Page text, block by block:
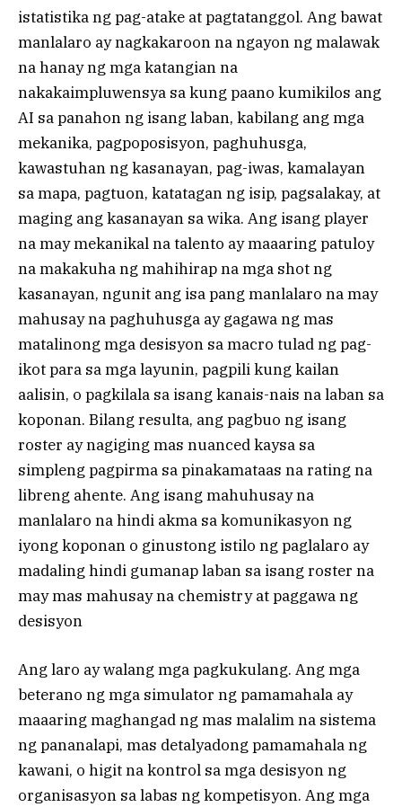
istatistika ng pag-atake at pagtatanggol. Ang bawat
manlalaro ay nagkakaroon na ngayon ng malawak
na hanay ng mga katangian na
nakakaimpluwensya sa kung paano kumikilos ang
AI sa panahon ng isang laban, kabilang ang mga
mekanika, pagpoposisyon, paghuhusga,
kawastuhan ng kasanayan, pag-iwas, kamalayan
sa mapa, pagtuon, katatagan ng isip, pagsalakay, at
maging ang kasanayan sa wika. Ang isang player
na may mekanikal na talento ay maaaring patuloy
na makakuha ng mahihirap na mga shot ng
kasanayan, ngunit ang isa pang manlalaro na may
mahusay na paghuhusga ay gagawa ng mas
matalinong mga desisyon sa macro tulad ng pag-
ikot para sa mga layunin, pagpili kung kailan
aalisin, o pagkilala sa isang kanais-nais na laban sa
koponan. Bilang resulta, ang pagbuo ng isang
roster ay nagiging mas nuanced kaysa sa
simpleng pagpirma sa pinakamataas na rating na
libreng ahente. Ang isang mahuhusay na
manlalaro na hindi akma sa komunikasyon ng
iyong koponan o ginustong istilo ng paglalaro ay
madaling hindi gumanap laban sa isang roster na
may mas mahusay na chemistry at paggawa ng
desisyon
Ang laro ay walang mga pagkukulang. Ang mga
beterano ng mga simulator ng pamamahala ay
maaaring maghangad ng mas malalim na sistema
ng pananalapi, mas detalyadong pamamahala ng
kawani, o higit na kontrol sa mga desisyon ng
organisasyon sa labas ng kompetisyon. Ang mga